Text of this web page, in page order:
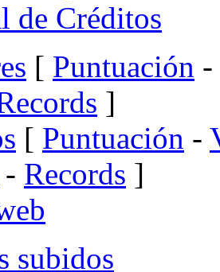
de Créditos
[ Puntuación -
]
[ Puntuación -
- Records ]
subidos